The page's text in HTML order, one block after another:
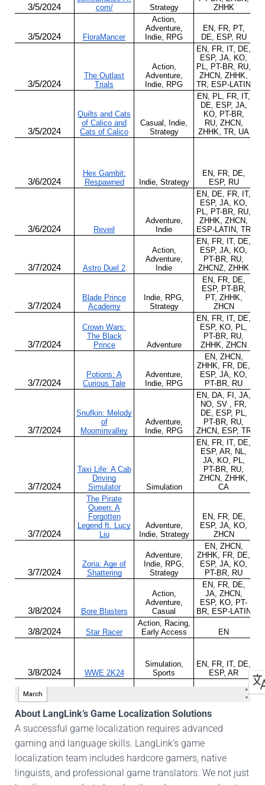
About LangLink’s Game Localization Solutions
A successful game localization requires advanced
gaming and language skills. LangLink’s game
localization team includes hardcore gamers, native
linguists, and professional game translators. We not just